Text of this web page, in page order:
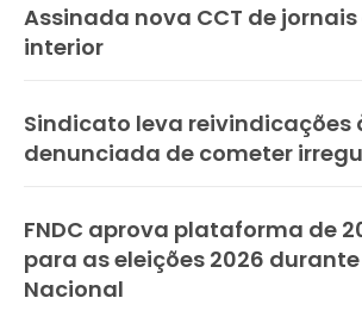
Assinada nova CCT de
interior
Sindicato leva reivindicações
denunciada de cometer
FNDC aprova plataforma de
para as eleições 2026 durante
Nacional